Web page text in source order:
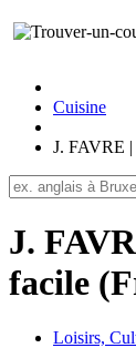
Cuisine
J. FAVRE |
J.
facile
Loisirs,